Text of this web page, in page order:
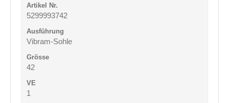
5299993742
Vibram-Sohle
42
1